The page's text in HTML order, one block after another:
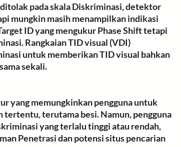
ditolak pada skala Diskriminasi, detektor
mungkin masih menampilkan indikasi
ID yang mengukur Phase Shift tetapi
Rangkaian TID visual (VDI)
untuk memberikan TID visual bahkan
sekali.
yang memungkinkan pengguna untuk
terutama besi. Namun, pengguna
yang terlalu tinggi atau rendah,
Penetrasi dan potensi situs pencarian